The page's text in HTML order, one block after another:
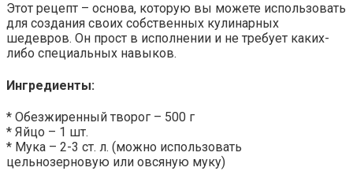
Этот рецепт – основа, которую вы можете использовать
для создания своих собственных кулинарных
шедевров. Он прост в исполнении и не требует каких-
либо специальных навыков.
Ингредиенты:
* Обезжиренный творог – 500 г
* Яйцо – 1 шт.
* Мука – 2-3 ст. л. (можно использовать
цельнозерновую или овсяную муку)